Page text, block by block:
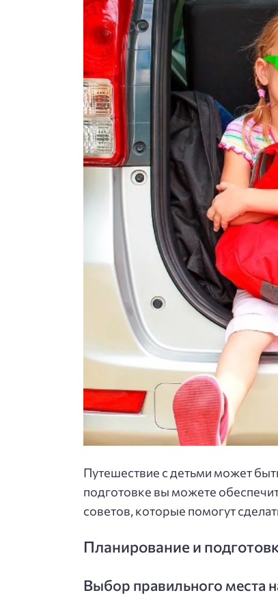
Путешествие с детьми может
подготовке вы можете
советов, которые помогут
Планирование и
Выбор правильного места